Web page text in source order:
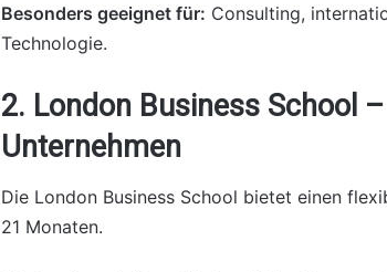
Besonders geeignet für: Consulting,
Technologie.
2. London Business School
Unternehmen
Die London Business School bietet einen
21 Monaten.